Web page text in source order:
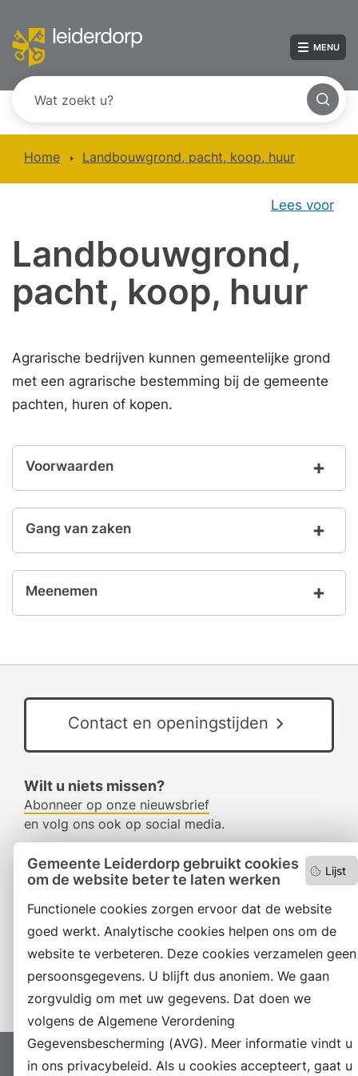
Lijst
Gemeente Leiderdorp gebruikt cookies
om de website beter te laten werken
Functionele cookies zorgen ervoor dat de website
goed werkt. Analytische cookies helpen ons om de
website te verbeteren. Deze cookies verzamelen geen
persoonsgegevens. U blijft dus anoniem. We gaan
zorgvuldig om met uw gegevens. Dat doen we
volgens de Algemene Verordening
Gegevensbescherming (AVG). Meer informatie vindt u
in ons privacybeleid. Als u cookies accepteert, gaat u
MENU
Home Landbouwgrond, pacht, koop, huur
Lees voor
Landbouwgrond,
pacht, koop, huur
Agrarische bedrijven kunnen gemeentelijke grond
met een agrarische bestemming bij de gemeente
pachten, huren of kopen.
Voorwaarden
Gang van zaken
Meenemen
Contact en openingstijden
Wilt u niets missen?
Abonneer op onze nieuwsbrief
en volg ons ook op social media.
Facebook
RSS
LinkedIn
Instagram
Proclaimer Colofon Toegankelijkheid